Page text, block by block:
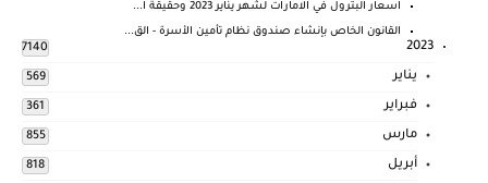
اسعار البترول في الامارات لشهر يناير 2023 وحقيقة ا...
القانون الخاص بإنشاء صندوق نظام تأمين الأسرة - الق...
2023
7140
يناير 569
فبراير 361
مارس 855
أبريل 818